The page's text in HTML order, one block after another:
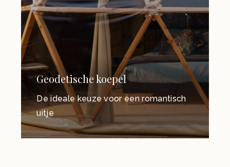
Geodetische koepel
De ideale keuze voor een romantisch
uitje